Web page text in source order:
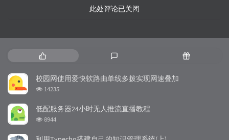
此处评论已关闭
热
门
文
章
评
论
随
校园网使用爱快软路由单线多拨实现网速叠加
浏
次
数:
14235
低配服务器24小时无人推流直播教程
浏
次
8944